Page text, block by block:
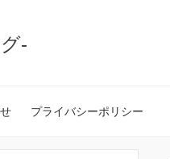
-
プライバシーポリシー